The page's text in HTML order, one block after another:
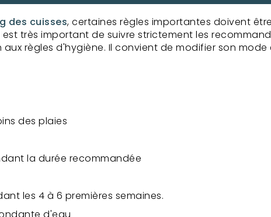
des cuisses, certaines règles importantes doivent
très important de suivre strictement les
règles d'hygiène. Il convient de modifier son
des plaies
la durée recommandée
les 4 à 6 premières semaines.